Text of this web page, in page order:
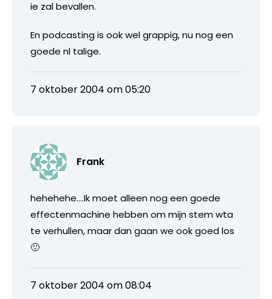
ie zal bevallen.
En podcasting is ook wel grappig, nu nog een
goede nl talige.
7 oktober 2004 om 05:20
Frank
hehehehe….Ik moet alleen nog een goede
effectenmachine hebben om mijn stem wta
te verhullen, maar dan gaan we ook goed los
🙂
7 oktober 2004 om 08:04